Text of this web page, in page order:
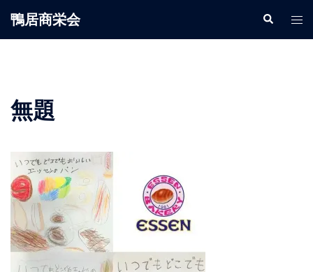
鴨居商栄会
無題